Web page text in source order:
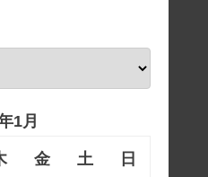
1月
金 土 日